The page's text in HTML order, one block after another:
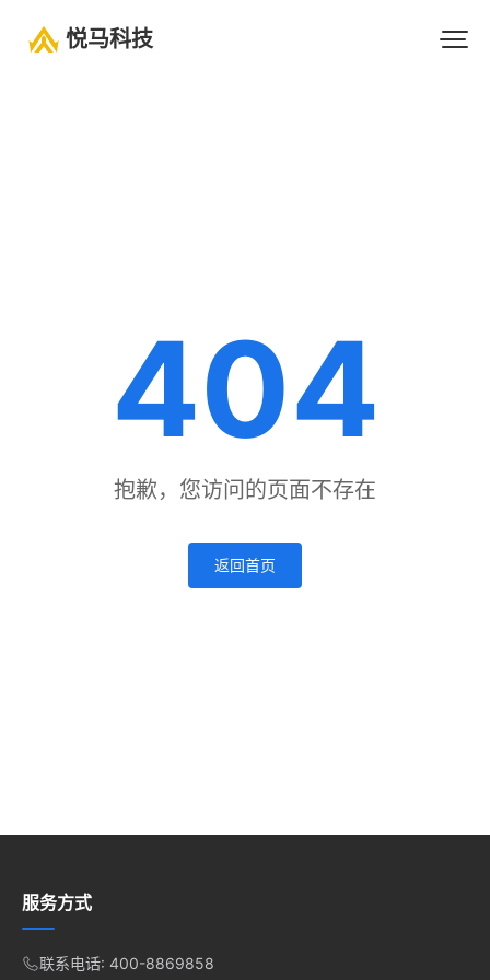
悦马科技
404
抱歉，您访问的页面不存在
返回首页
服务方式
联系电话: 400-8869858